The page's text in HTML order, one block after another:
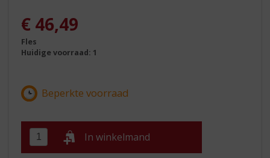
€ 46,49
Fles
Huidige voorraad: 1
In winkelmand